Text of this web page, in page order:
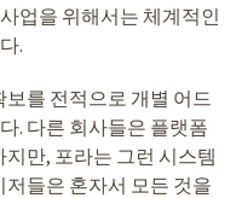
업을 위해서는 체계적인
.
를 전적으로 개별 어드
. 다른 회사들은 플랫폼
만, 포라는 그런 시스템
들은 혼자서 모든 것을